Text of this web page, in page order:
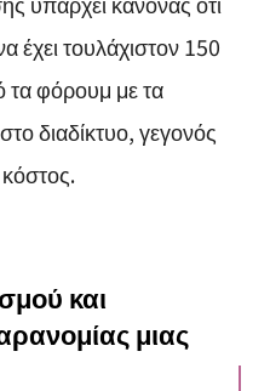
έχει τουλάχιστον 150
τα φόρουμ με τα
διαδίκτυο, γεγονός
και
μιας